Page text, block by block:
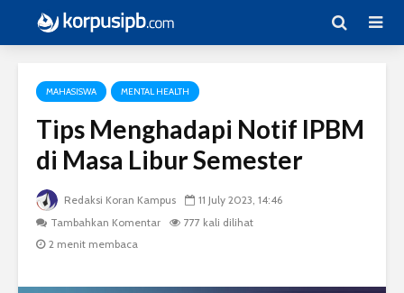
MAHASISWA MENTAL HEALTH
Tips Menghadapi Notif IPBM
di Masa Libur Semester
Redaksi Koran Kampus
11 July 2023, 14:46
Tambahkan Komentar
777 kali dilihat
2 menit membaca